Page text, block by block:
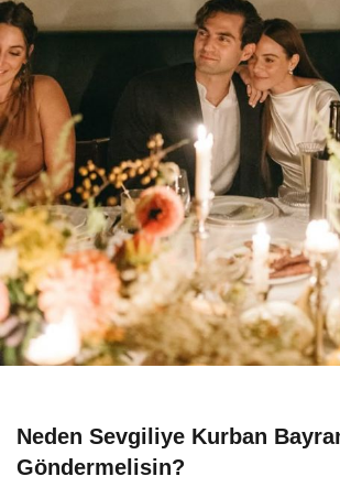
Neden Sevgiliye Kurban
Göndermelisin?